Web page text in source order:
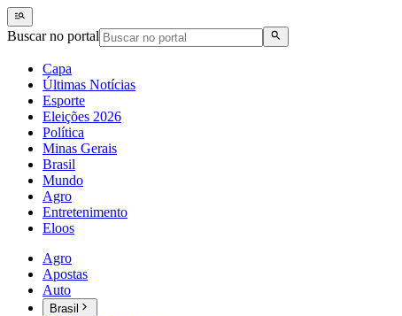
Buscar no portal
Capa
Últimas Notícias
Esporte
Eleições 2026
Política
Minas Gerais
Brasil
Mundo
Agro
Entretenimento
Eloos
Agro
Apostas
Auto
Brasil